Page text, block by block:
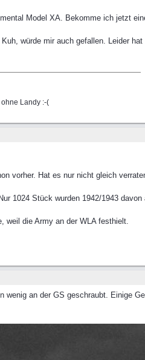
Model XA. Bekomme ich jetzt
würde mir auch gefallen. Leider
Landy :-(
vorher. Hat es nur nicht gleich
1024 Stück wurden 1942/1943
weil die Army an der WLA festhielt.
wenig an der GS geschraubt. Einige